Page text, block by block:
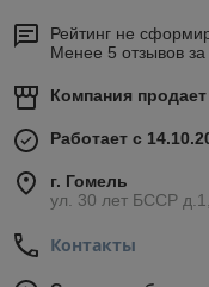
Рейтинг не
Менее 5 отзывов
Компания продает
Работает с
г. Гомель
ул. 30 лет БССР
Контакты